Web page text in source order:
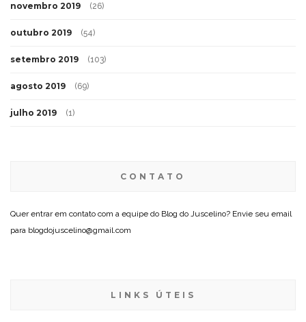
novembro 2019 (26)
outubro 2019 (54)
setembro 2019 (103)
agosto 2019 (69)
julho 2019 (1)
CONTATO
Quer entrar em contato com a equipe do Blog do Juscelino? Envie seu email
para blogdojuscelino@gmail.com
LINKS ÚTEIS